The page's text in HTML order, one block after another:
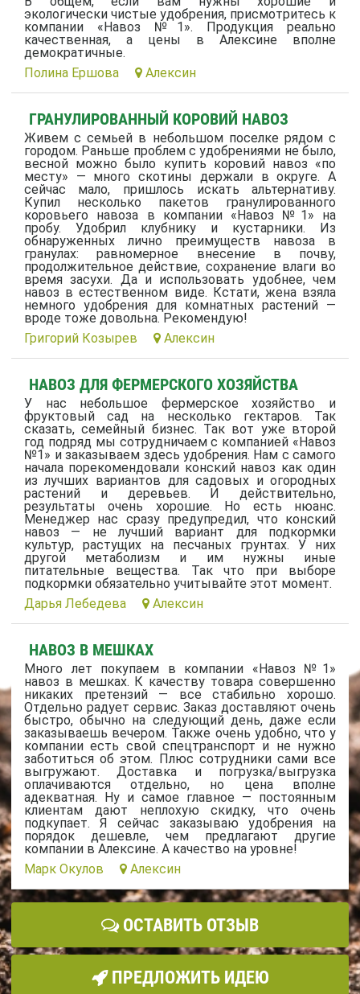
экологически чистые удобрения, присмотритесь к
компании «Навоз №1». Продукция реально
качественная, а цены в Алексине вполне
демократичные.
Полина Ершова
Алексин
ГРАНУЛИРОВАННЫЙ КОРОВИЙ НАВОЗ
Живем с семьей в небольшом поселке рядом с
городом. Раньше проблем с удобрениями не было,
весной можно было купить коровий навоз «по
месту» — много скотины держали в округе. А
сейчас мало, пришлось искать альтернативу.
Купил несколько пакетов гранулированного
коровьего навоза в компании «Навоз №1» на
пробу. Удобрил клубнику и кустарники. Из
обнаруженных лично преимуществ навоза в
гранулах: равномерное внесение в почву,
продолжительное действие, сохранение влаги во
время засухи. Да и использовать удобнее, чем
навоз в естественном виде. Кстати, жена взяла
немного удобрения для комнатных растений —
вроде тоже довольна. Рекомендую!
Григорий Козырев
Алексин
НАВОЗ ДЛЯ ФЕРМЕРСКОГО ХОЗЯЙСТВА
У нас небольшое фермерское хозяйство и
фруктовый сад на несколько гектаров. Так
сказать, семейный бизнес. Так вот уже второй
год подряд мы сотрудничаем с компанией «Навоз
№1» и заказываем здесь удобрения. Нам с самого
начала порекомендовали конский навоз как один
из лучших вариантов для садовых и огородных
растений и деревьев. И действительно,
результаты очень хорошие. Но есть нюанс.
Менеджер нас сразу предупредил, что конский
навоз — не лучший вариант для подкормки
культур, растущих на песчаных грунтах. У них
другой метаболизм и им нужны иные
питательные вещества. Так что при выборе
подкормки обязательно учитывайте этот момент.
Дарья Лебедева
Алексин
НАВОЗ В МЕШКАХ
Много лет покупаем в компании «Навоз №1»
навоз в мешках. К качеству товара совершенно
никаких претензий — все стабильно хорошо.
Отдельно радует сервис. Заказ доставляют очень
быстро, обычно на следующий день, даже если
заказываешь вечером. Также очень удобно, что у
компании есть свой спецтранспорт и не нужно
заботиться об этом. Плюс сотрудники сами все
выгружают. Доставка и погрузка/выгрузка
оплачиваются отдельно, но цена вполне
адекватная. Ну и самое главное — постоянным
клиентам дают неплохую скидку, что очень
подкупает. Я сейчас заказываю удобрения на
порядок дешевле, чем предлагают другие
компании в Алексине. А качество на уровне!
Марк Окулов
Алексин
ОСТАВИТЬ ОТЗЫВ
ПРЕДЛОЖИТЬ ИДЕЮ